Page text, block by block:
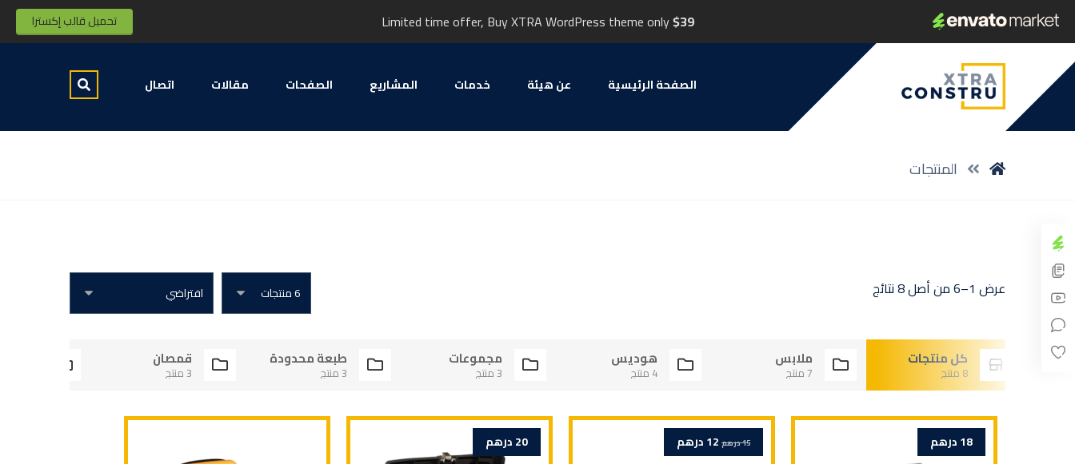
Limited time offer, Buy XTRA WordPress theme only$39 تحميل قالب إكسترا
الصفحة الرئيسية عن هيئة خدمات المشاریع الصفحات مقالات اتصال
المنتجات
عرض 1–6 من أصل 8 نتائج
كل منتجات
8 منتج
ملابس
7 منتج
هوديس
4 منتج
مجموعات
3 منتج
طبعة محدودة
3 منتج
قمصان
3 منتج
18درهم 15درهم 12درهم 20درهم